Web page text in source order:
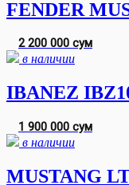
FENDER
2 200 000 сум
в наличии
IBANEZ
1 900 000 сум
в наличии
MUSTANG